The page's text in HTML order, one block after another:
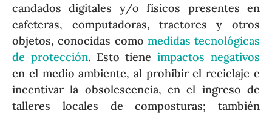
candados digitales y/o físicos presentes en
cafeteras, computadoras, tractores y otros
objetos, conocidas como medidas tecnológicas
de protección. Esto tieneimpactos negativos
en el medio ambiente, al prohibir el reciclaje e
incentivar la obsolescencia, en el ingreso de
talleres locales de composturas; también